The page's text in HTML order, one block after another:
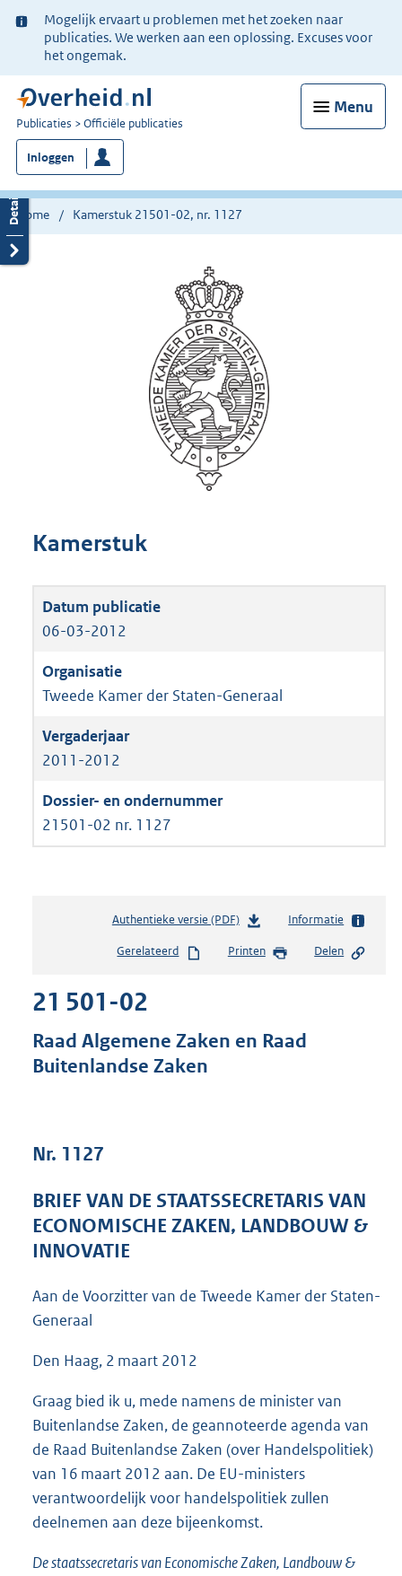
Ter
informatie:
Mogelijk ervaart u problemen met het zoeken naar
publicaties. We werken aan een oplossing. Excuses voor
het ongemak.
Menu
U
bent
nu
hier:
Publicaties Officiële publicaties
Inloggen
Home Kamerstuk 21501-02, nr. 1127
Kamerstuk
06-03-2012
Tweede Kamer der Staten-Generaal
2011-2012
21501-02 nr. 1127
Authentieke versie (PDF)b
s
s
:
5
Informatie
Gerelateerd Printen Delen
21 501-02
Raad Algemene Zaken en Raad
Buitenlandse Zaken
Nr. 1127
BRIEF VAN DE STAATSSECRETARIS VAN
ECONOMISCHE ZAKEN, LANDBOUW &
INNOVATIE
Aan de Voorzitter van de Tweede Kamer der Staten-
Generaal
Den Haag, 2 maart 2012
Graag bied ik u, mede namens de minister van
Buitenlandse Zaken, de geannoteerde agenda van
de Raad Buitenlandse Zaken (over Handelspolitiek)
van 16 maart 2012 aan. De EU-ministers
verantwoordelijk voor handelspolitiek zullen
deelnemen aan deze bijeenkomst.
De staatssecretaris van Economische Zaken, Landbouw &